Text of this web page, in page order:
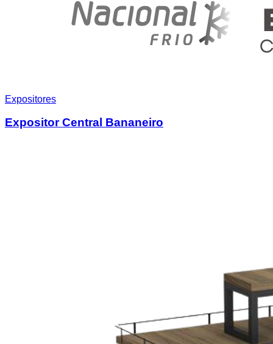
Expositores
Expositor Central Bananeiro